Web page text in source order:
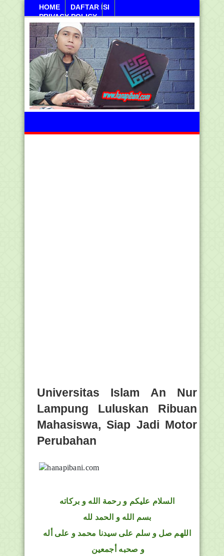
HOME
DAFTAR ISI
PRIVACY POLICY
Ahad, 09 Agustus 2026
Universitas Islam An Nur
Lampung Luluskan Ribuan
Mahasiswa, Siap Jadi Motor
Perubahan
السلام عليكم و رحمة الله و بركاته
بسم الله و الحمد لله
اللهم صل و سلم على سيدنا محمد و على أله
و صحبه أجمعين